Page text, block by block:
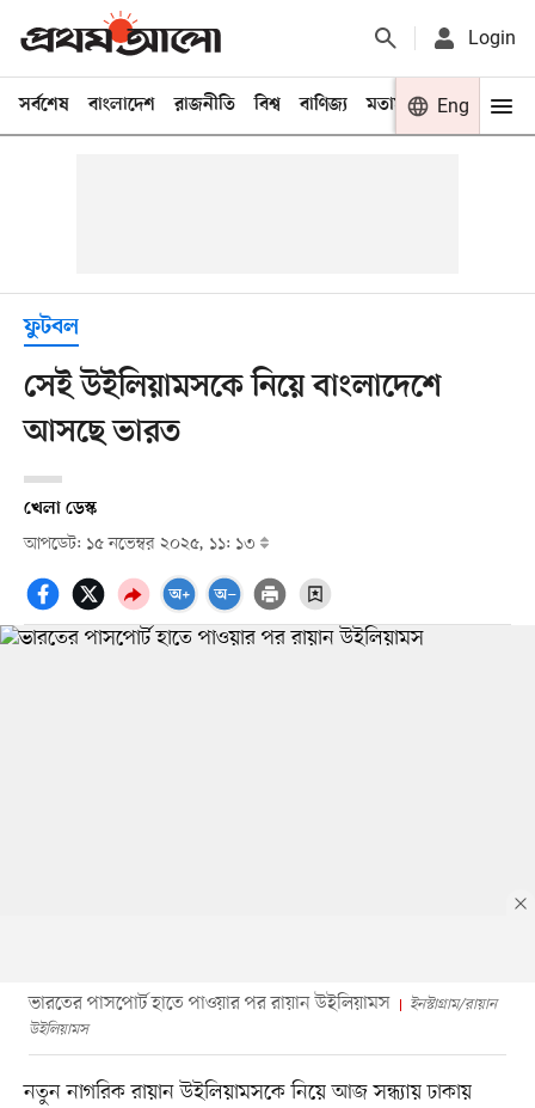
Login
সর্বশেষ বাংলাদেশ রাজনীতি বিশ্ব বাণিজ্য মতামত খেলা
Eng
ফুটবল
সেই উইলিয়ামসকে নিয়ে বাংলাদেশে
আসছে ভারত
খেলা ডেস্ক
আপডেট: ১৫ নভেম্বর ২০২৫, ১১: ১৩
ভারতের পাসপোর্ট হাতে পাওয়ার পর রায়ান উইলিয়ামস
ইনস্টাগ্রাম/রায়ান
উইলিয়ামস
নতুন নাগরিক রায়ান উইলিয়ামসকে নিয়ে আজ সন্ধ্যায় ঢাকায়